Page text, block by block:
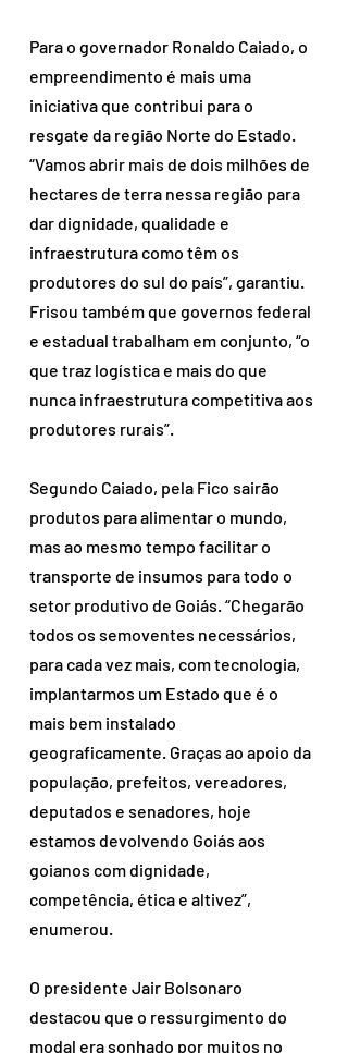
Para o governador Ronaldo Caiado, o
empreendimento é mais uma
iniciativa que contribui para o
resgate da região Norte do Estado.
“Vamos abrir mais de dois milhões de
hectares de terra nessa região para
dar dignidade, qualidade e
infraestrutura como têm os
produtores do sul do país”, garantiu.
Frisou também que governos federal
e estadual trabalham em conjunto, “o
que traz logística e mais do que
nunca infraestrutura competitiva aos
produtores rurais”.
Segundo Caiado, pela Fico sairão
produtos para alimentar o mundo,
mas ao mesmo tempo facilitar o
transporte de insumos para todo o
setor produtivo de Goiás. “Chegarão
todos os semoventes necessários,
para cada vez mais, com tecnologia,
implantarmos um Estado que é o
mais bem instalado
geograficamente. Graças ao apoio da
população, prefeitos, vereadores,
deputados e senadores, hoje
estamos devolvendo Goiás aos
goianos com dignidade,
competência, ética e altivez”,
enumerou.
O presidente Jair Bolsonaro
destacou que o ressurgimento do
modal era sonhado por muitos no